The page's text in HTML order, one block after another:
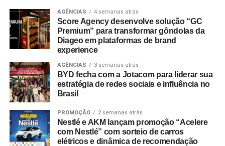
ampliando sua relevância junto aos tutores brasileiros”,
destaca Ignácio Inda.
AGÊNCIAS 4 semanas atrás
Score Agency desenvolve solução “GC
Premium” para transformar gôndolas da
Diageo em plataformas de brand
experience
AGÊNCIAS 3 semanas atrás
BYD fecha com a Jotacom para liderar sua
estratégia de redes sociais e influência no
Brasil
PROMOÇÃO 2 semanas atrás
Nestlé e AKM lançam promoção “Acelere
com Nestlé” com sorteio de carros
elétricos e dinâmica de recomendação